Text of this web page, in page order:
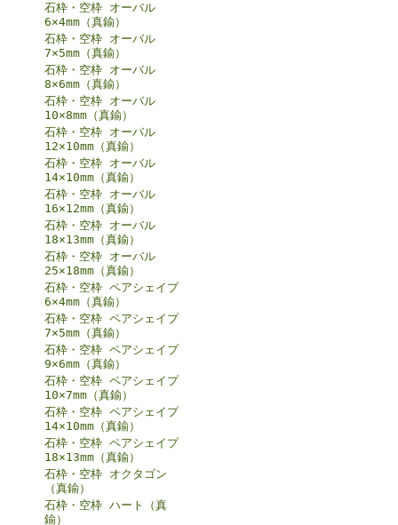
石枠・空枠 オーバル
6×4mm（真鍮）
石枠・空枠 オーバル
7×5mm（真鍮）
石枠・空枠 オーバル
8×6mm（真鍮）
石枠・空枠 オーバル
10×8mm（真鍮）
石枠・空枠 オーバル
12×10mm（真鍮）
石枠・空枠 オーバル
14×10mm（真鍮）
石枠・空枠 オーバル
16×12mm（真鍮）
石枠・空枠 オーバル
18×13mm（真鍮）
石枠・空枠 オーバル
25×18mm（真鍮）
石枠・空枠 ペアシェイプ
6×4mm（真鍮）
石枠・空枠 ペアシェイプ
7×5mm（真鍮）
石枠・空枠 ペアシェイプ
9×6mm（真鍮）
石枠・空枠 ペアシェイプ
10×7mm（真鍮）
石枠・空枠 ペアシェイプ
14×10mm（真鍮）
石枠・空枠 ペアシェイプ
18×13mm（真鍮）
石枠・空枠 オクタゴン
（真鍮）
石枠・空枠 ハート（真
鍮）